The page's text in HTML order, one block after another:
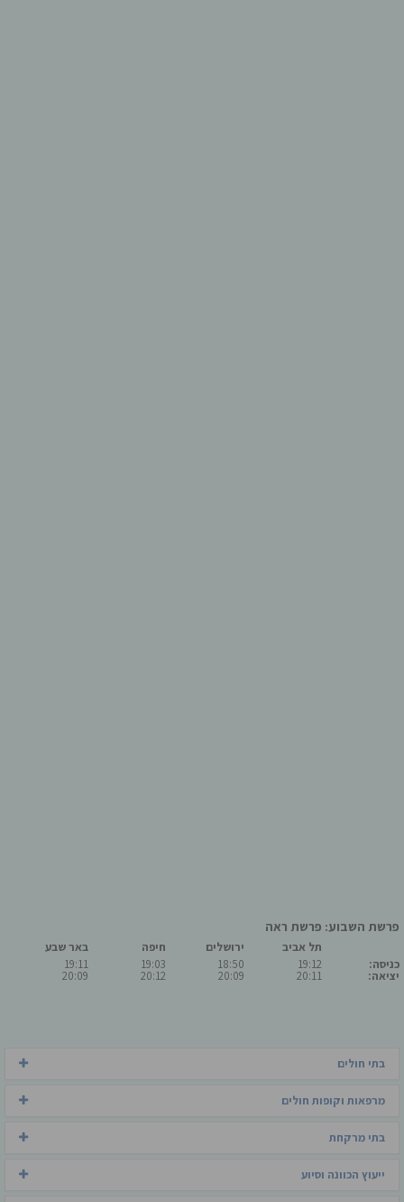
פרשת השבוע: פרשת ראה
כניסה:
יציאה:
תל אביב
19:12
20:11
ירושלים
18:50
20:09
חיפה
19:03
20:12
באר שבע
19:11
20:09
בתי חולים
מרפאות וקופות חולים
בתי מרקחת
ייעוץ הכוונה וסיוע